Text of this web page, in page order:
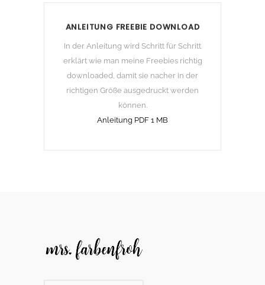
ANLEITUNG FREEBIE DOWNLOAD
In der Anleitung wird Schritt für Schritt
erklärt wie man meine Freebies richtig
downloaded, damit sie nacher in der
richtigen Größe ausgedruckt werden
können.
Anleitung PDF 1 MB